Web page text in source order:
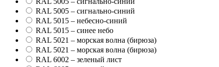
RAL 5005 – сигнально-синий
RAL 5015 – небесно-синий
RAL 5015 – синее небо
RAL 5021 – морская волна (бирюза)
RAL 5021 – морская волна (бирюза)
RAL 6002 – зеленый лист